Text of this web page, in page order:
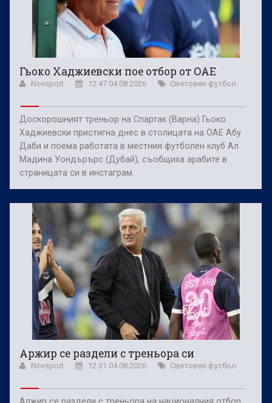
Гьоко Хаджиевски пое отбор от ОАЕ
Novsport 12:47 04.08.2026 Световен футбол
Доскорошният треньор на Спартак (Варна) Гьоко
Хаджиевски пристигна днес в столицата на ОАЕ Абу
Даби и поема работата в местния футболен клуб Ал
Мадина Уондърърс (Дубай), съобщиха арабите в
страницата си в инстаграм.
Аржир се раздели с треньора си
Novsport 12:31 04.08.2026 Световен футбол